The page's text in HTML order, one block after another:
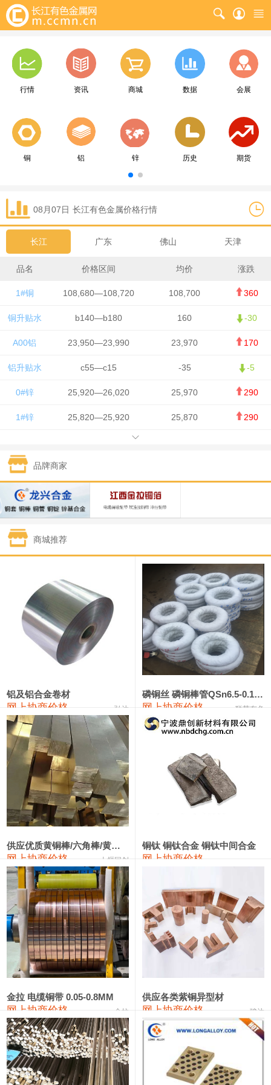
行情 资讯 商城 数据 会展
铜 铝 锌 历史 期货
08月07日 长江有色金属价格行情
长江 广东 佛山 天津
品名 价格区间 均价 涨跌
1#铜 108,680—108,720 108,700 360
铜升贴水 b140—b180 160 -30
A00铝 23,950—23,990 23,970 170
铝升贴水 c55—c15 -35 -5
0#锌 25,920—26,020 25,970 290
1#锌 25,820—25,920 25,870 290
1#锡 434,000—436,000
1#镍 129,550—130,750
1#白银 15,100—15,110 15,105 -70
钯金
331,000 -10,000
89,000—95,000 92,000 1,000
2#锑 85,000—91,000 88,000 1,000
1#镁 17,000—18,000 17,500 0
18,900—19,100 19,000 100
1#电解锰(99.7%袋装) 18,000—18,200 18,100 100
1#铬 60,000—82,000
553#硅 9,300—9,500
441#硅 9,600—9,800 9,700
3303#硅 10,300—10,500 10,400
2202#硅 14,100—14,300
金属硅3303#-2202# 10,400—14,200 12,300 0
漆包线 111,970—115,970 113,970
磷铜合金 110,800—117,600 114,200 400
无氧铜丝(硬) 109,710—110,010 109,860
R410A专用紫铜管 113,700—113,700
铸造铝合金锭(A380） 26,300—26,500 26,400 100
铝合金ADC12 24,200—24,400 100
铸造铝合金锭(ZL102) 24,300—24,500 24,400
品牌商家
商城推荐
铝及铝合金卷材
网上协商价格 弘达
磷铜丝 磷铜棒管QSn6.5-0.1 7-0.2 8-0.3
网上协商价格 联荣有色
供应优质黄铜棒/六角棒/黄铜方板
网上协商价格 十堰同创
铜钛 铜钛合金 铜钛中间合金
网上协商价格
金拉 电缆铜带 0.05-0.8MM
网上协商价格 金拉
供应各类紫铜异型材
网上协商价格 骏达